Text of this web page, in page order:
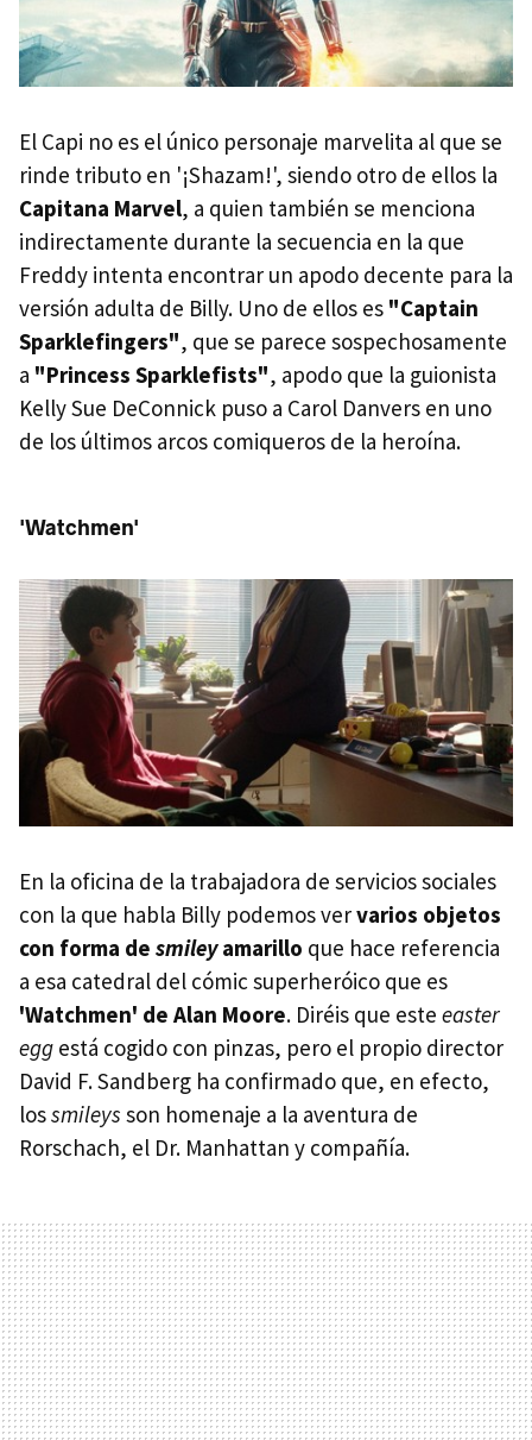
El Capi no es el único personaje marvelita al que se
rinde tributo en '¡Shazam!', siendo otro de ellos la
Capitana Marvel, a quien también se menciona
indirectamente durante la secuencia en la que
Freddy intenta encontrar un apodo decente para la
versión adulta de Billy. Uno de ellos es "Captain
Sparklefingers", que se parece sospechosamente
a "Princess Sparklefists", apodo que la guionista
Kelly Sue DeConnick puso a Carol Danvers en uno
de los últimos arcos comiqueros de la heroína.
'Watchmen'
En la oficina de la trabajadora de servicios sociales
con la que habla Billy podemos vervarios objetos
con forma de smileyamarillo que hace referencia
a esa catedral del cómic superheróico que es
'Watchmen' de Alan Moore. Diréis que este easter
egg está cogido con pinzas, pero el propio director
David F. Sandberg ha confirmado que, en efecto,
lossmileys son homenaje a la aventura de
Rorschach, el Dr. Manhattan y compañía.